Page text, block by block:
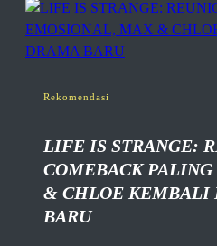
Rekomendasi
LIFE IS STRANGE:
COMEBACK
& CHLOE KEMBALI
BARU